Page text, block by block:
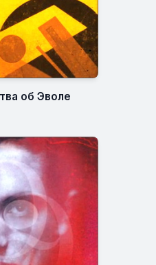
об Эволе